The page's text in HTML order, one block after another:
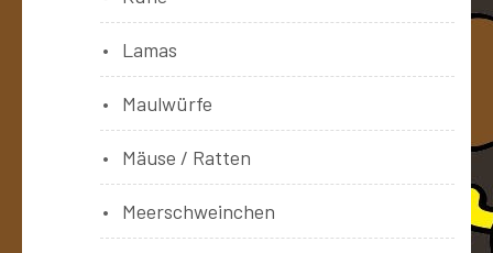
Lamas
Maulwürfe
Mäuse / Ratten
Meerschweinchen